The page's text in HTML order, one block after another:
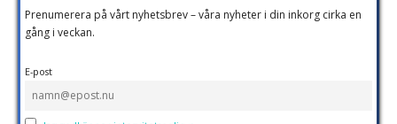
Prenumerera på vårt nyhetsbrev – våra nyheter i din inkorg cirka en
gång i veckan.
E-post